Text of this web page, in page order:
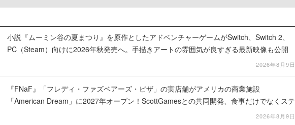
小説『ムーミン谷の夏まつり』を原作としたアドベンチャーゲームがSwitch、Switch 2、
PC（Steam）向けに2026年秋発売へ。手描きアートの雰囲気が良すぎる最新映像も公開
2026年8月9日
『FNaF』「フレディ・ファズベアーズ・ピザ」の実店舗がアメリカの商業施設
「American Dream」に2027年オープン！ScottGamesとの共同開発、食事だけでなくステ
2026年8月9日